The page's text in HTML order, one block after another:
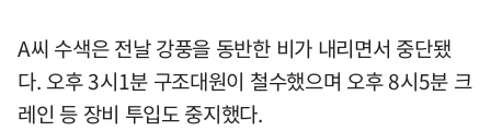
A씨 수색은 전날 강풍을 동반한 비가 내리면서 중단됐
다. 오후 3시1분 구조대원이 철수했으며 오후 8시5분 크
레인 등 장비 투입도 중지했다.